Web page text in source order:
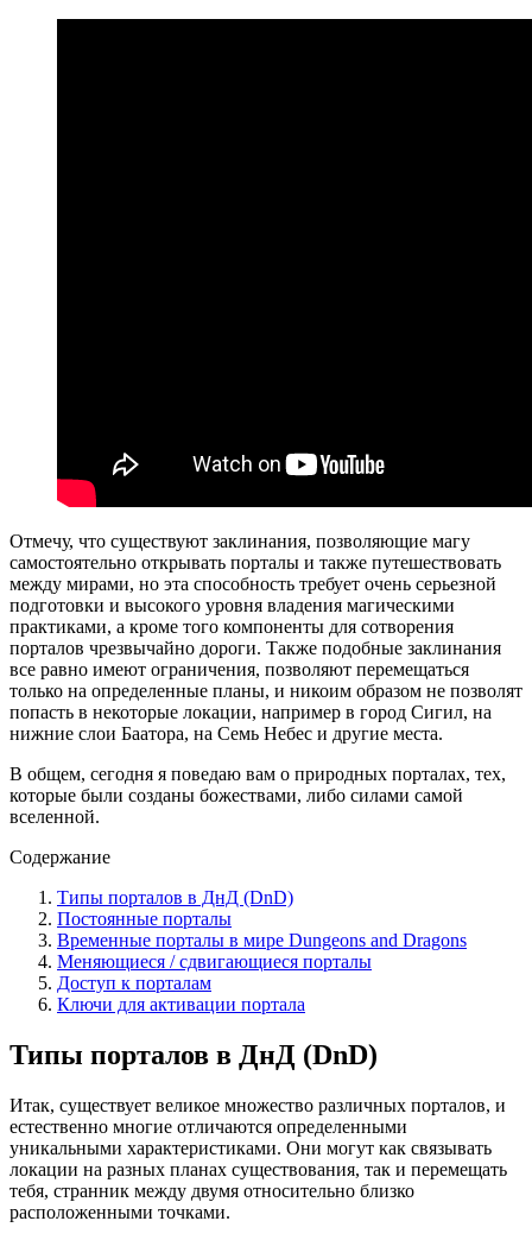
Отмечу, что существуют заклинания, позволяющие магу
самостоятельно открывать порталы и также путешествовать
между мирами, но эта способность требует очень серьезной
подготовки и высокого уровня владения магическими
практиками, а кроме того компоненты для сотворения
порталов чрезвычайно дороги. Также подобные заклинания
все равно имеют ограничения, позволяют перемещаться
только на определенные планы, и никоим образом не позволят
попасть в некоторые локации, например в город Сигил, на
нижние слои Баатора, на Семь Небес и другие места.
В общем, сегодня я поведаю вам о природных порталах, тех,
которые были созданы божествами, либо силами самой
вселенной.
Содержание
Типы порталов в ДнД (DnD)
Постоянные порталы
Временные порталы в мире Dungeons and Dragons
Меняющиеся / сдвигающиеся порталы
Доступ к порталам
Ключи для активации портала
Типы порталов в ДнД (DnD)
Итак, существует великое множество различных порталов, и
естественно многие отличаются определенными
уникальными характеристиками. Они могут как связывать
локации на разных планах существования, так и перемещать
тебя, странник между двумя относительно близко
расположенными точками.